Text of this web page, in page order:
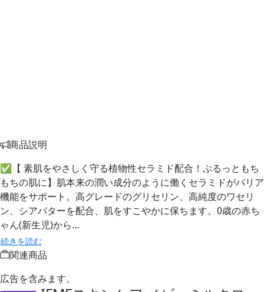
商品説明
✅【 素肌をやさしく守る植物性セラミド配合！ぷるっともち
もちの肌に】肌本来の潤い成分のように働くセラミドがバリア
機能をサポート。高グレードのグリセリン、高純度のワセリ
ン、シアバターを配合、肌をすこやかに保ちます。0歳の赤ち
ゃん(新生児)から…
続きを読む
関連商品
広告を含みます。